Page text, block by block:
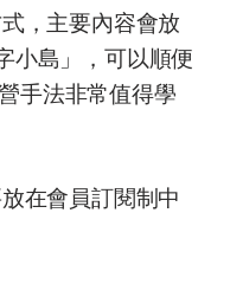
，主要內容會放
小島」，可以順便
手法非常值得學
在會員訂閱制中